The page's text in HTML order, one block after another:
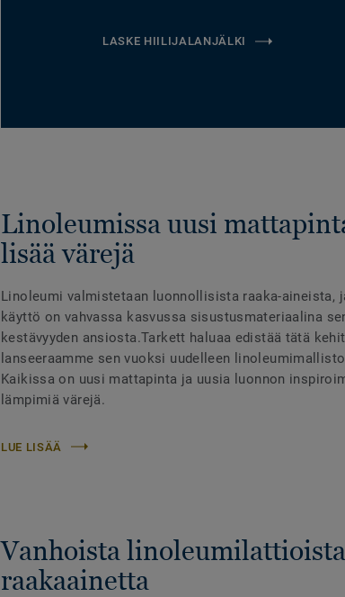
LASKE HIILIJALANJÄLKI
Linoleumissa uusi
lisää värejä
Linoleumi valmistetaan luonnollisista raaka-aineista,
käyttö on vahvassa kasvussa sisustusmateriaalina
kestävyyden ansiosta.Tarkett haluaa edistää tätä
lanseeraamme sen vuoksi uudelleen
Kaikissa on uusi mattapinta ja uusia luonnon
lämpimiä värejä.
LUE LISÄÄ
Vanhoista
raakaainetta